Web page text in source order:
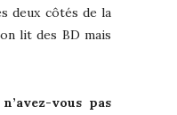
deux côtés de la
lit des BD mais
vous pas